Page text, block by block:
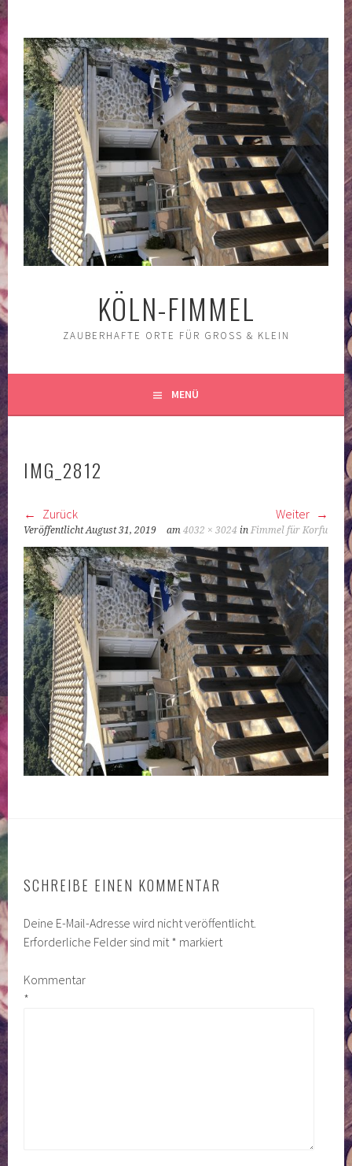
zum
Inhalt
KÖLN-FIMMEL
ZAUBERHAFTE ORTE FÜR GROSS & KLEIN
MENÜ
IMG_2812
Zurück Weiter
VeröffentlichtAugust 31, 2019 am4032 × 3024 inFimmel für Korfu
SCHREIBE EINEN KOMMENTAR
Deine E-Mail-Adresse wird nicht veröffentlicht.
Erforderliche Felder sind mit * markiert
Kommentar
*